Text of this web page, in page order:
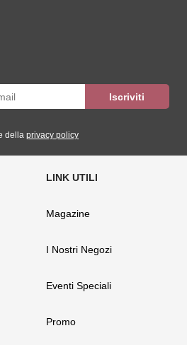
della privacy policy
Magazine
I Nostri Negozi
Eventi Speciali
Promo